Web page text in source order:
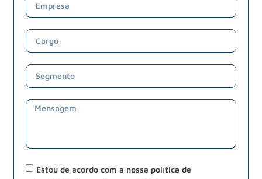
Estou de acordo com a nossa política de